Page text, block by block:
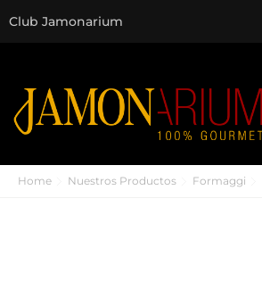
Club Jamonarium
Home Nuestros Productos Formaggi